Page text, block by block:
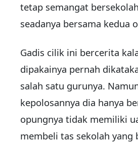
tetap semangat
seadanya bersama kedua
Gadis cilik ini bercerita
dipakainya pernah
salah satu gurunya.
kepolosannya dia hanya
opungnya tidak memiliki
membeli tas sekolah yang